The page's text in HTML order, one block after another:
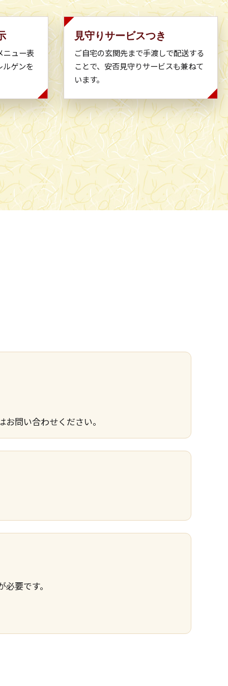
ニュー表
ルゲンを
見守りサービスつき
ご自宅の玄関先まで手渡しで配送する
ことで、安否見守りサービスも兼ねて
います。
問い合わせください。
要です。